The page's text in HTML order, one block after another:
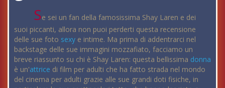
Se sei un fan della famosissima Shay Laren e dei
suoi piccanti, allora non puoi perderti questa recensione
delle sue foto sexy e intime. Ma prima di addentrarci nel
backstage delle sue immagini mozzafiato, facciamo un
breve riassunto su chi è Shay Laren: questa bellissima donna
è un'attrice di film per adulti che ha fatto strada nel mondo
del cinema per adulti grazie alle sue grandi doti fisiche, in